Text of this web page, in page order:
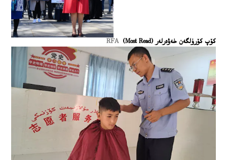
كۆپ كۆرۈلگەن خەۋەرلەر (Most Read) RFA